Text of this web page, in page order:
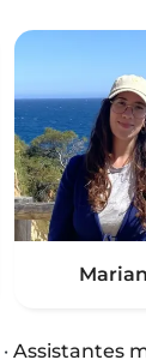
· Assistantes